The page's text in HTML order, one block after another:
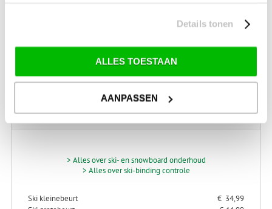
Details tonen
ALLES TOESTAAN
AANPASSEN
SKI-SNOWBOARDONDERHOUD
> Alles over ski- en snowboard onderhoud
> Alles over ski-binding controle
Ski kleinebeurt
€ 34,99